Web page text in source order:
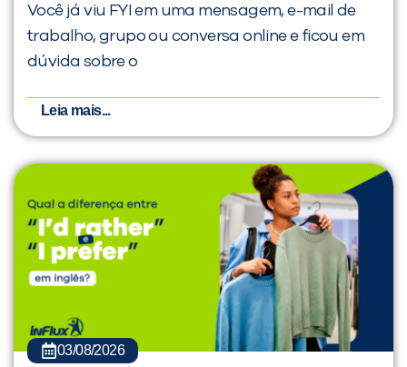
Você já viu FYI em uma mensagem, e-mail de
trabalho, grupo ou conversa online e ficou em
dúvida sobre o
Leia mais...
03/08/2026